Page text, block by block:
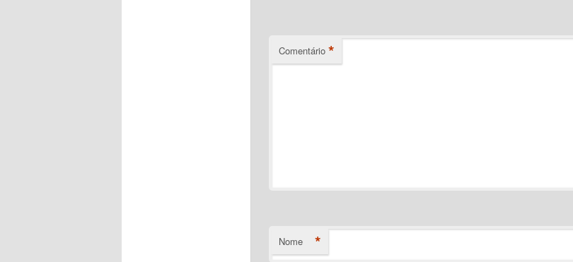
Comentário *
Nome *